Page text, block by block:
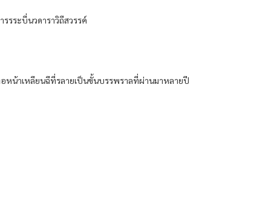
ร​รระบี่​นว​ดารา​วิถี​สวรรค์​
อหน้า​เหลียน​ฉีที่​รลายเป็น​ขั้น​บรรพราล​ที่ผ่านมา​หลาย​ปี